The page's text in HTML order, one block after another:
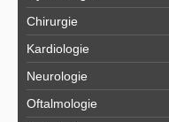
Chirurgie
Kardiologie
Neurologie
Oftalmologie